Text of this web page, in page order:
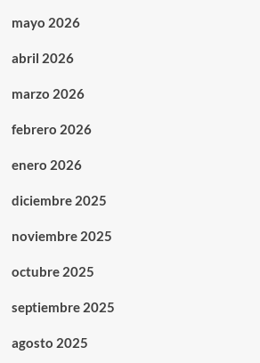
mayo 2026
abril 2026
marzo 2026
febrero 2026
enero 2026
diciembre 2025
noviembre 2025
octubre 2025
septiembre 2025
agosto 2025